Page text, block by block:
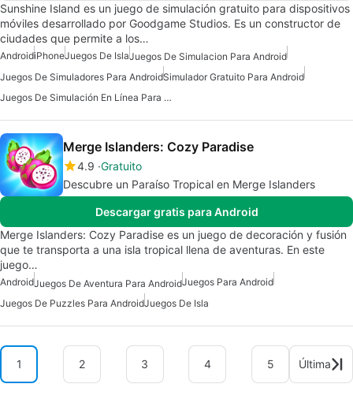
Sunshine Island es un juego de simulación gratuito para dispositivos
móviles desarrollado por Goodgame Studios. Es un constructor de
ciudades que permite a los…
AndroidiPhoneJuegos De IslaJuegos De Simulacion Para Android
Juegos De Simuladores Para AndroidSimulador Gratuito Para Android
Juegos De Simulación En Línea Para Android Gratis
Merge Islanders: Cozy Paradise
4.9 Gratuito
Descubre un Paraíso Tropical en Merge Islanders
Descargar gratis para Android
Merge Islanders: Cozy Paradise es un juego de decoración y fusión
que te transporta a una isla tropical llena de aventuras. En este
juego…
AndroidJuegos De Aventura Para AndroidJuegos Para Android
Juegos De Puzzles Para AndroidJuegos De Isla
1 2 3 4 5 Última